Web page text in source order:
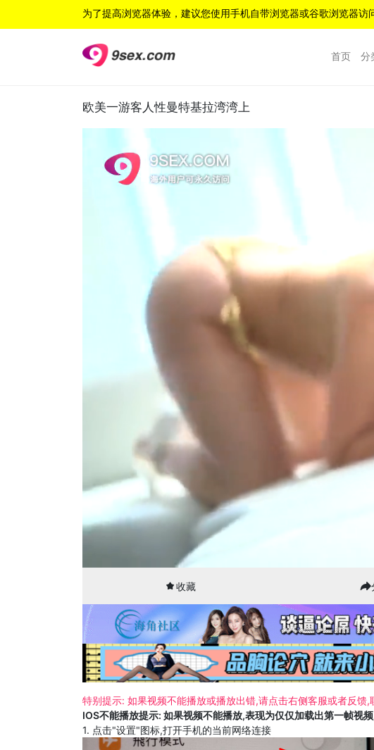
为了提高浏览器体验，建议您使用手机自带浏览器或谷歌浏览器访
首页 分
欧美一游客人性曼特基拉湾湾上
00:09
收藏
特别提示: 如果视频不能播放或播放出错,请点击右侧客服或者反馈,
IOS不能播放提示: 如果视频不能播放,表现为仅仅加载出第一帧视
1. 点击"设置"图标,打开手机的当前网络连接